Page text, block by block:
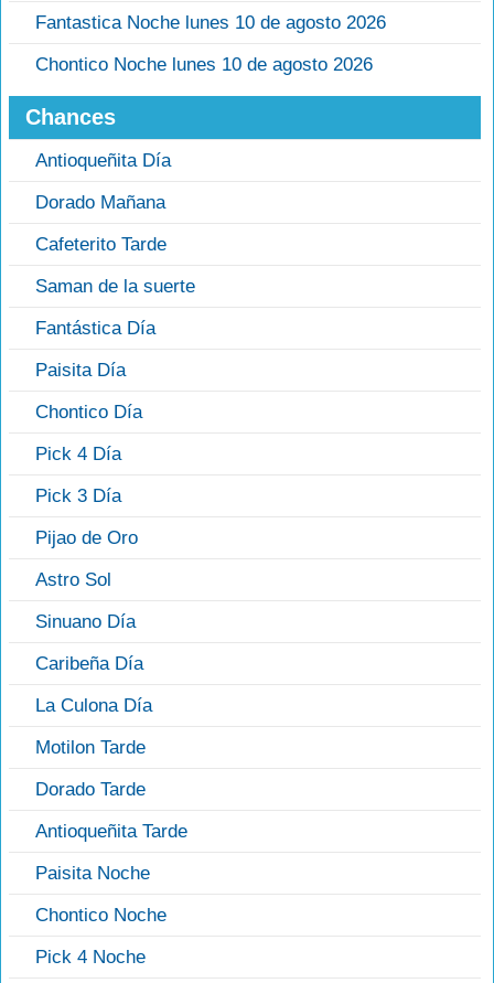
Fantastica Noche lunes 10 de agosto 2026
Chontico Noche lunes 10 de agosto 2026
Chances
Antioqueñita Día
Dorado Mañana
Cafeterito Tarde
Saman de la suerte
Fantástica Día
Paisita Día
Chontico Día
Pick 4 Día
Pick 3 Día
Pijao de Oro
Astro Sol
Sinuano Día
Caribeña Día
La Culona Día
Motilon Tarde
Dorado Tarde
Antioqueñita Tarde
Paisita Noche
Chontico Noche
Pick 4 Noche